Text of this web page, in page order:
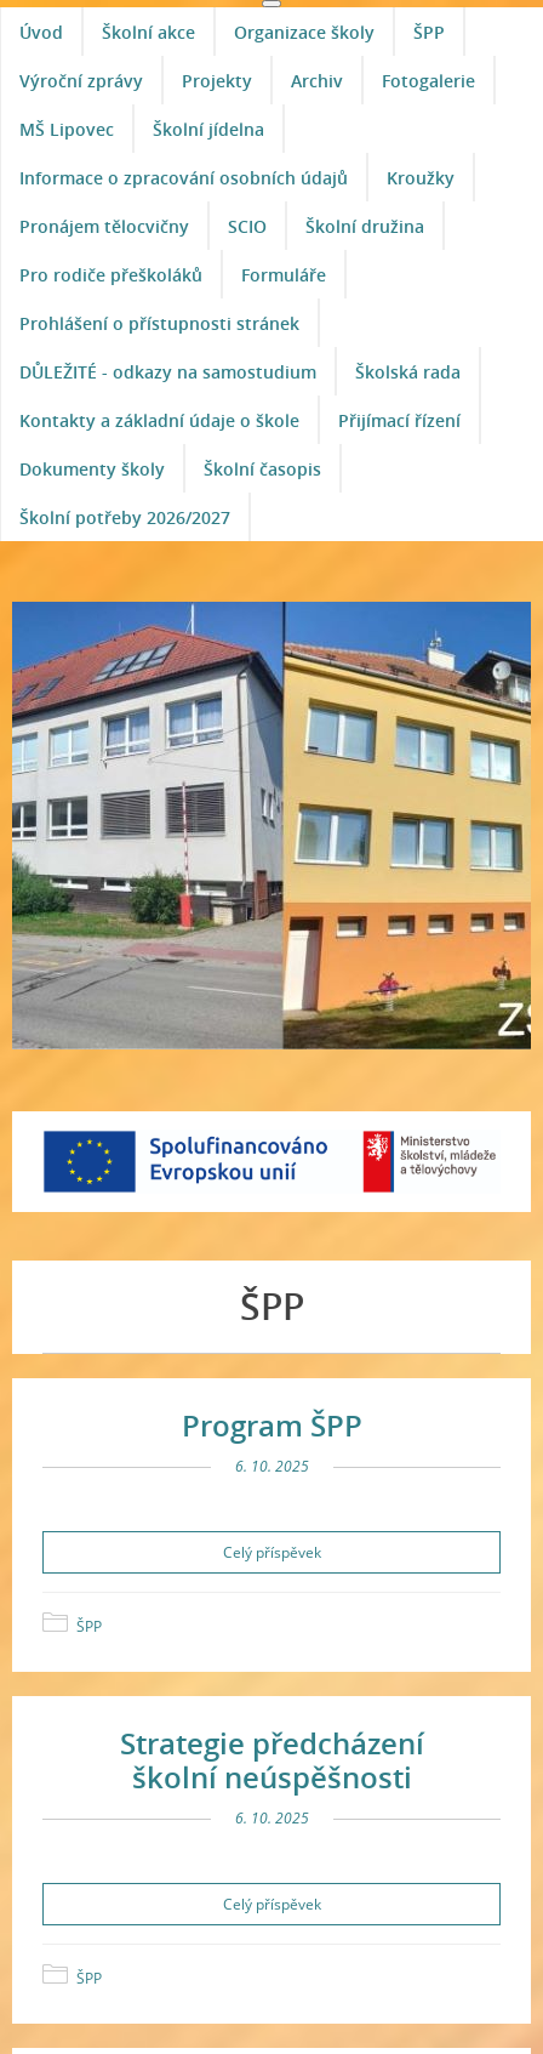
Úvod Školní akce Organizace školy ŠPP
Výroční zprávy Projekty Archiv Fotogalerie
MŠ Lipovec Školní jídelna
Informace o zpracování osobních údajů Kroužky
Pronájem tělocvičny SCIO Školní družina
Pro rodiče přeškoláků Formuláře
Prohlášení o přístupnosti stránek
DŮLEŽITÉ - odkazy na samostudium Školská rada
Kontakty a základní údaje o škole Přijímací řízení
Dokumenty školy Školní časopis
Školní potřeby 2026/2027
ŠPP
Program ŠPP
6. 10. 2025
Celý příspěvek
ŠPP
Strategie předcházení
školní neúspěšnosti
6. 10. 2025
Celý příspěvek
ŠPP